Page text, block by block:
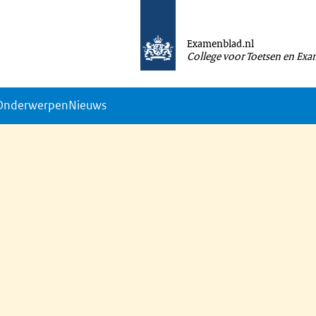
Examenblad.nl
College voor Toetsen en
Nieuws